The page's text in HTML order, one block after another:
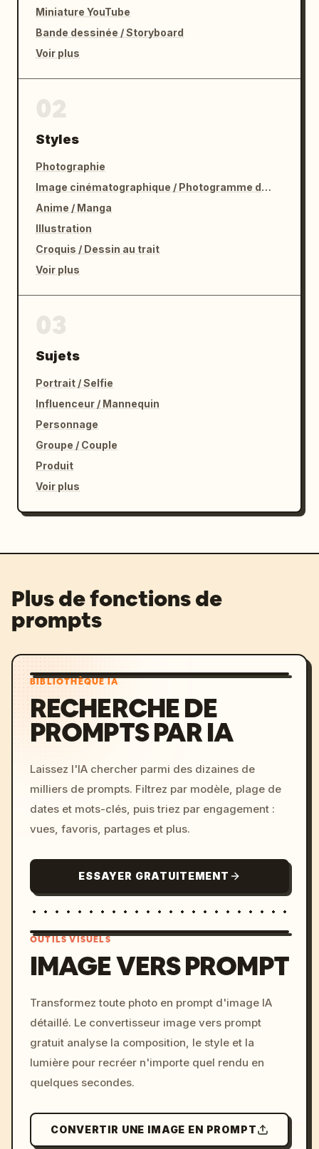
Miniature YouTube
Bande dessinée / Storyboard
Voir plus
Styles
Photographie
Image cinématographique / Photogramme de film
Anime / Manga
Illustration
Croquis / Dessin au trait
Voir plus
Sujets
Portrait / Selfie
Influenceur / Mannequin
Personnage
Groupe / Couple
Produit
Voir plus
Plus de fonctions de
prompts
BIBLIOTHÈQUE IA
RECHERCHE DE
PROMPTS PAR IA
Laissez l'IA chercher parmi des dizaines de
milliers de prompts. Filtrez par modèle, plage de
dates et mots-clés, puis triez par engagement :
vues, favoris, partages et plus.
ESSAYER GRATUITEMENT
c, cyberpunk sunset, neon
colors, 8k --v 6.0
OUTILS VISUELS
IMAGE VERS PROMPT
Transformez toute photo en prompt d'image IA
détaillé. Le convertisseur image vers prompt
gratuit analyse la composition, le style et la
lumière pour recréer n'importe quel rendu en
quelques secondes.
CONVERTIR UNE IMAGE EN PROMPT